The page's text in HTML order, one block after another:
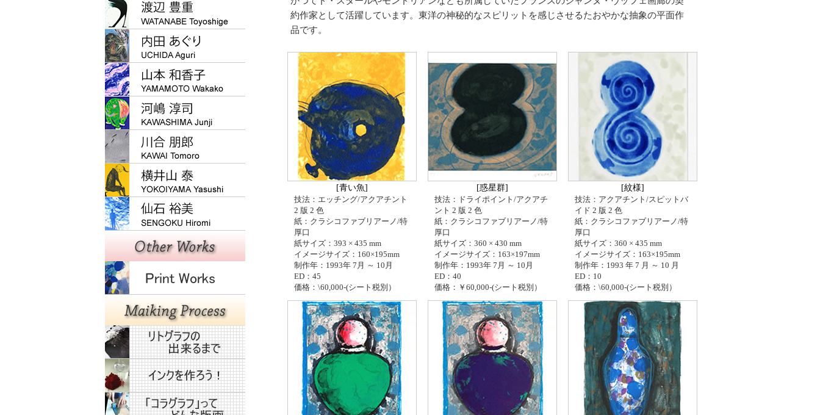
約作家として活躍しています。東洋の神秘的なスピリットを感じさせるたおやかな抽象の平面作
品です。
[青い魚]
技法：エッチング/アクアチント
2 版 2 色
紙：クラシコファブリアーノ/特
厚口
紙サイズ：393 × 435 mm
イメージサイズ：160×195mm
制作年：1993年 7月 ～ 10月
ED：45
価格：\60,000-(シート税別）
[惑星群]
技法：ドライポイント/アクアチ
ント 2 版 2 色
紙：クラシコファブリアーノ/特
厚口
紙サイズ：360 × 430 mm
イメージサイズ：163×197mm
制作年：1993年 7月 ～ 10月
ED：40
価格：￥60,000-(シート税別）
[紋様]
技法：アクアチント/スピットバ
イド 2 版 2 色
紙：クラシコファブリアーノ/特
厚口
紙サイズ：360 × 435 mm
イメージサイズ：163×195mm
制作年：1993 年 7 月 ～ 10 月
ED：10
価格：\60,000-(シート税別）